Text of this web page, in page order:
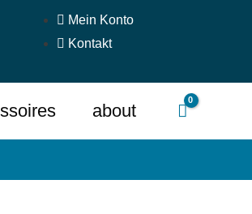
Mein Konto
Kontakt
about